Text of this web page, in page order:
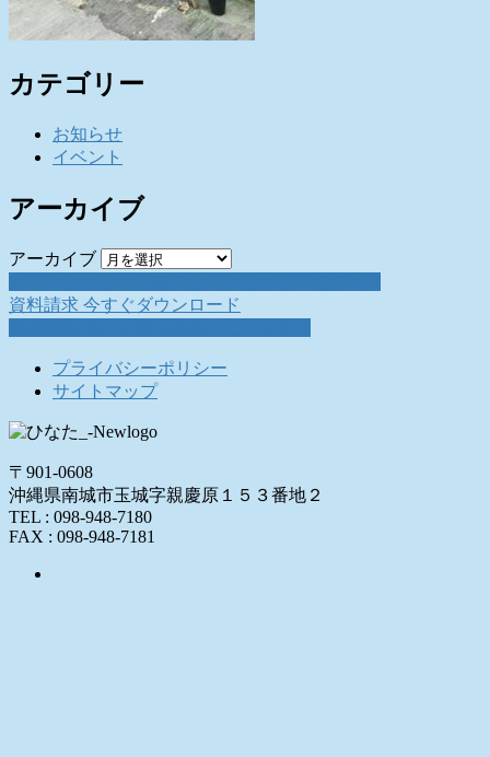
カテゴリー
お知らせ
イベント
アーカイブ
アーカイブ
資料請求 今すぐダウンロード
プライバシーポリシー
サイトマップ
〒901-0608
沖縄県南城市玉城字親慶原１５３番地２
TEL : 098-948-7180
FAX : 098-948-7181